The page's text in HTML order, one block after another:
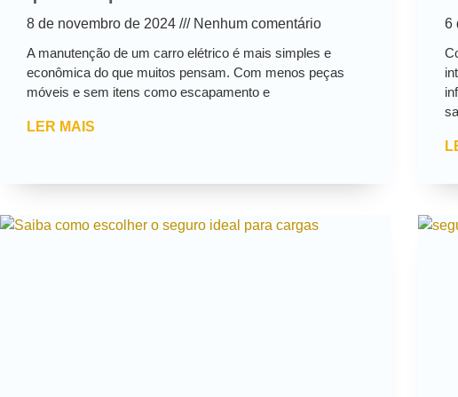
8 de novembro de 2024
Nenhum comentário
A manutenção de um carro elétrico é mais simples e
econômica do que muitos pensam. Com menos peças
móveis e sem itens como escapamento e
LER MAIS
6